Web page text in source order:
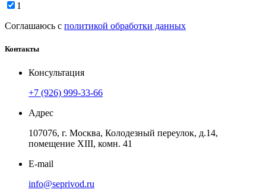
1
Соглашаюсь с политикой обработки данных
Контакты
Консультация
+7 (926) 999-33-66
Адрес
107076, г. Москва, Колодезный переулок, д.14,
помещение ХIII, комн. 41
E-mail
info@seprivod.ru